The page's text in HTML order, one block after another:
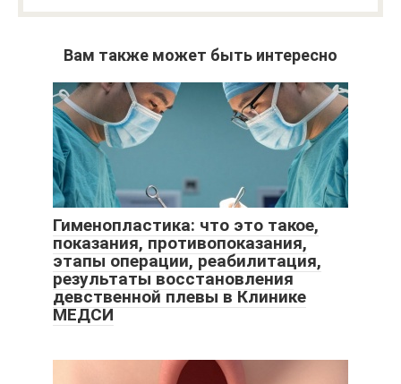
Вам также может быть интересно
Гименопластика: что это такое,
показания, противопоказания,
этапы операции, реабилитация,
результаты восстановления
девственной плевы в Клинике
МЕДСИ